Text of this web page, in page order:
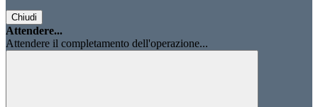
Chiudi
Attendere...
Attendere il completamento dell'operazione...